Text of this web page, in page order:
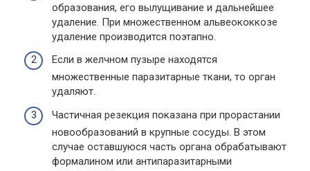
образования, его вылущивание и дальнейшее
удаление. При множественном альвеококкозе
удаление производится поэтапно.
Если в желчном пузыре находятся
множественные паразитарные ткани, то орган
удаляют.
Частичная резекция показана при прорастании
новообразований в крупные сосуды. В этом
случае оставшуюся часть органа обрабатывают
формалином или антипаразитарными